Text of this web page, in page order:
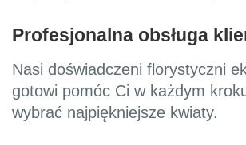
Profesjonalna obsługa
Nasi doświadczeni florystyczni
gotowi pomóc Ci w każdym
wybrać najpiękniejsze kwiaty.